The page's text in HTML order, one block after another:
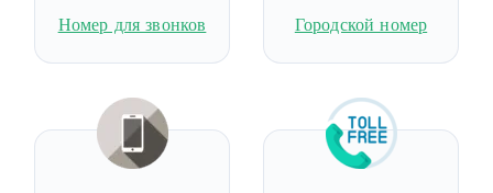
Номер для звонков Городской номер